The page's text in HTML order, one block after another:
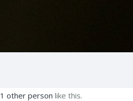
1 other person like this.